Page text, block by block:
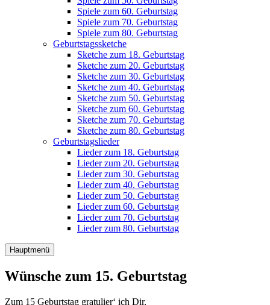
Spiele zum 60. Geburtstag
Spiele zum 70. Geburtstag
Spiele zum 80. Geburtstag
Geburtstagssketche
Sketche zum 18. Geburtstag
Sketche zum 20. Geburtstag
Sketche zum 30. Geburtstag
Sketche zum 40. Geburtstag
Sketche zum 50. Geburtstag
Sketche zum 60. Geburtstag
Sketche zum 70. Geburtstag
Sketche zum 80. Geburtstag
Geburtstagslieder
Lieder zum 18. Geburtstag
Lieder zum 20. Geburtstag
Lieder zum 30. Geburtstag
Lieder zum 40. Geburtstag
Lieder zum 50. Geburtstag
Lieder zum 60. Geburtstag
Lieder zum 70. Geburtstag
Lieder zum 80. Geburtstag
Hauptmenü
Wünsche zum 15. Geburtstag
Zum 15 Geburtstag gratulier‘ ich Dir,